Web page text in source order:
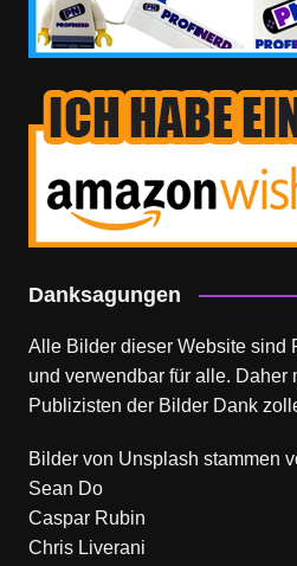
Danksagungen
Alle Bilder dieser Website sind
und verwendbar für alle. Daher
Publizisten der Bilder Dank
Bilder von Unsplash stammen
Sean Do
Caspar Rubin
Chris Liverani